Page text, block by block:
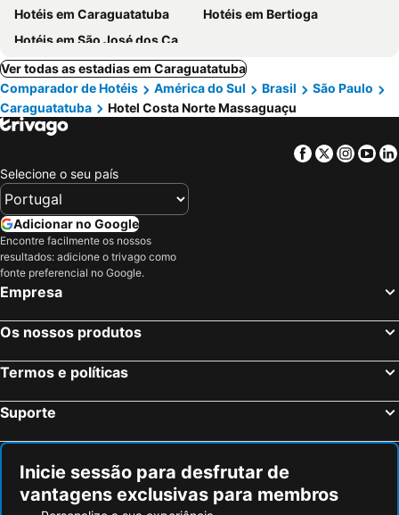
Hotéis em Caraguatatuba
Hotéis em Bertioga
Hotéis em São José dos Campos
Ver todas as estadias em Caraguatatuba
Comparador de Hotéis
América do Sul Brasil
São Paulo
Caraguatatuba
Hotel Costa Norte Massaguaçu
Facebook
Twitter
Selecione o seu país
Adicionar no Google
Encontre facilmente os nossos
resultados: adicione o trivago como
fonte preferencial no Google.
Empresa
Os nossos produtos
Termos e políticas
Suporte
Inicie sessão para desfrutar de
vantagens exclusivas para membros